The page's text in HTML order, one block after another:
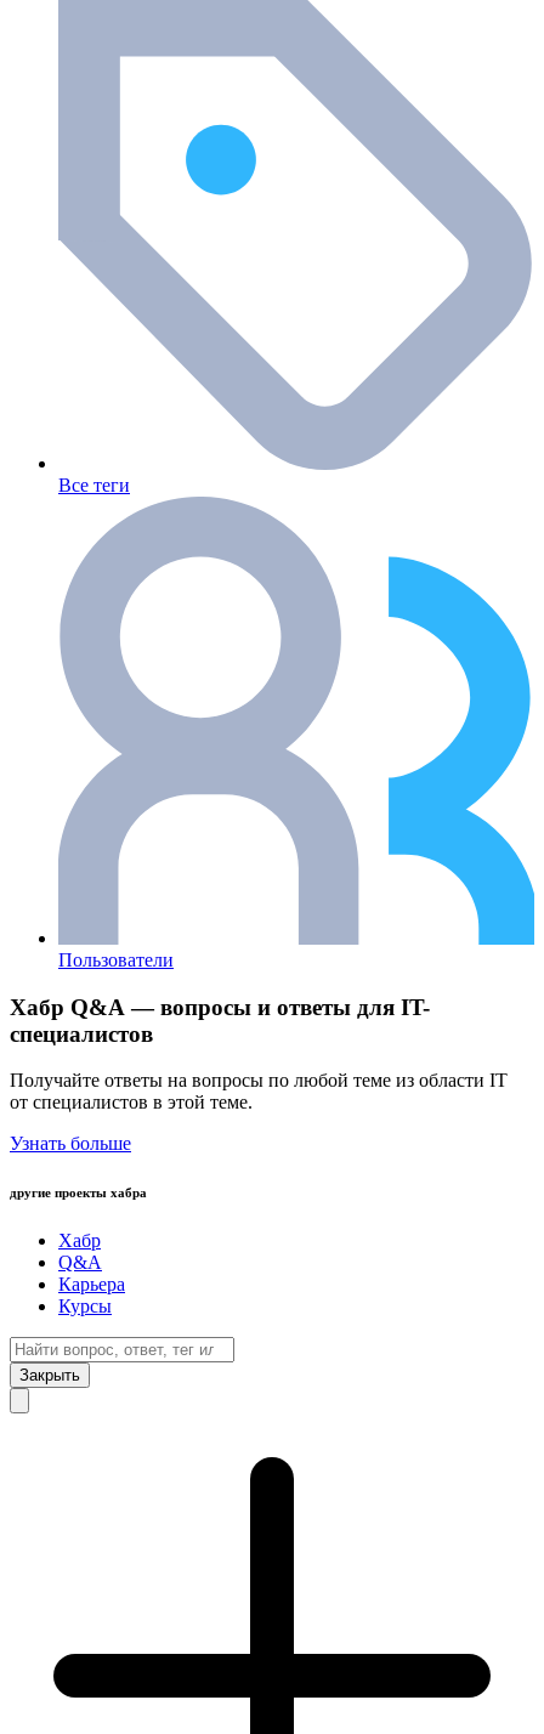
Все теги
Пользователи
Хабр Q&A — вопросы и ответы для IT-
специалистов
Получайте ответы на вопросы по любой теме из области IT
от специалистов в этой теме.
Узнать больше
другие проекты хабра
Хабр
Q&A
Карьера
Курсы
Закрыть